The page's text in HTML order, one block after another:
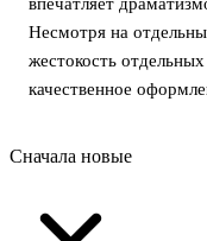
Несмотря на
жестокость
качественное
Сначала новые